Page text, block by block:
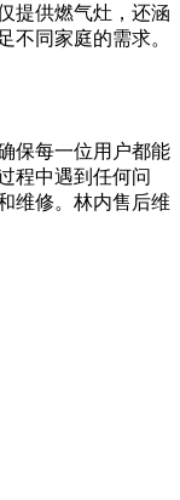
提供燃气灶，还涵
不同家庭的需求。
保每一位用户都能
程中遇到任何问
维修。林内售后维